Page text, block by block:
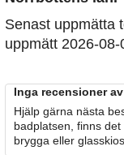
Senast uppmätta
uppmätt 2026-08-
Inga recensioner
Hjälp gärna nästa
badplatsen, finns
brygga eller